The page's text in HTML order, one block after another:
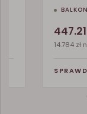
BALKON
14.784 zł